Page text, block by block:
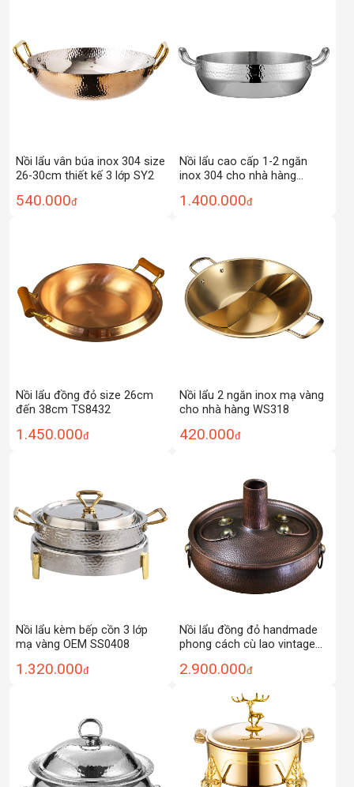
Nồi lẩu vân búa inox 304 size
26-30cm thiết kế 3 lớp SY2
540.000đ
Nồi lẩu cao cấp 1-2 ngăn
inox 304 cho nhà hàng
1.400.000đ
Nồi lẩu đồng đỏ size 26cm
đến 38cm TS8432
1.450.000đ
Nồi lẩu 2 ngăn inox mạ vàng
cho nhà hàng WS318
420.000đ
Nồi lẩu kèm bếp cồn 3 lớp
mạ vàng OEM SS0408
1.320.000đ
Nồi lẩu đồng đỏ handmade
phong cách cù lao vintage
2.900.000đ